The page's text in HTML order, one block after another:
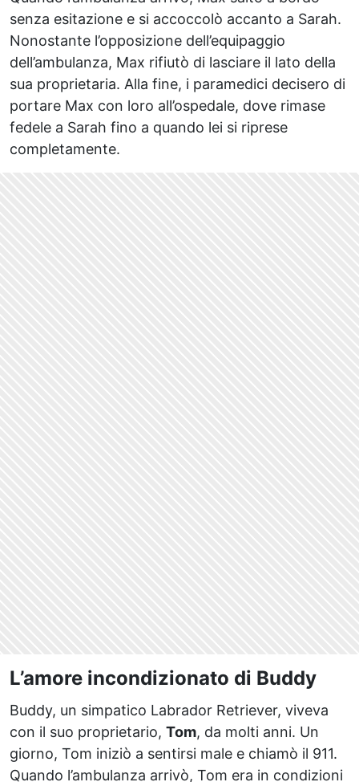
senza esitazione e si accoccolò accanto a Sarah.
Nonostante l’opposizione dell’equipaggio
dell’ambulanza, Max rifiutò di lasciare il lato della
sua proprietaria. Alla fine, i paramedici decisero di
portare Max con loro all’ospedale, dove rimase
fedele a Sarah fino a quando lei si riprese
completamente.
L’amore incondizionato di Buddy
Buddy, un simpatico Labrador Retriever, viveva
con il suo proprietario, Tom, da molti anni. Un
giorno, Tom iniziò a sentirsi male e chiamò il 911.
Quando l’ambulanza arrivò, Tom era in condizioni